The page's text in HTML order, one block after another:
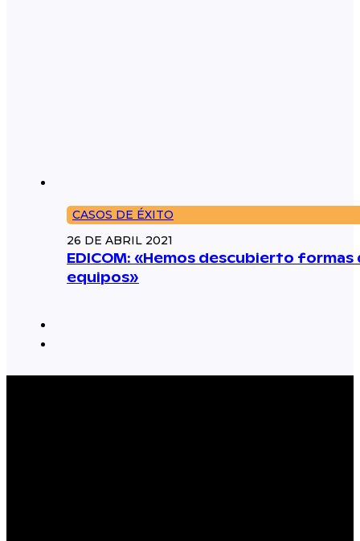
CASOS DE ÉXITO
26 DE ABRIL 2021
EDICOM: «Hemos descubierto
equipos»